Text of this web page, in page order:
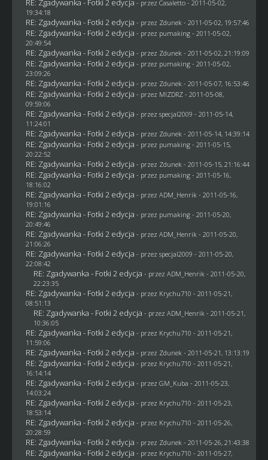
RE: Zgadywanka - Fotki 2 edycja - przez Casaletto- 2011-05-02,
19:34:18
RE: Zgadywanka - Fotki 2 edycja - przez Zdunek - 2011-05-02, 19:57:46
RE: Zgadywanka - Fotki 2 edycja - przez pumaking- 2011-05-02,
20:49:54
RE: Zgadywanka - Fotki 2 edycja - przez Zdunek - 2011-05-02, 21:19:09
RE: Zgadywanka - Fotki 2 edycja - przez pumaking- 2011-05-02,
23:09:26
RE: Zgadywanka - Fotki 2 edycja - przez Zdunek - 2011-05-07, 16:53:46
RE: Zgadywanka - Fotki 2 edycja - przez MIZDRZ- 2011-05-08,
09:59:06
RE: Zgadywanka - Fotki 2 edycja - przez specjal2009 - 2011-05-14,
11:24:01
RE: Zgadywanka - Fotki 2 edycja - przez Zdunek - 2011-05-14, 14:39:14
RE: Zgadywanka - Fotki 2 edycja - przez pumaking- 2011-05-15,
20:22:52
RE: Zgadywanka - Fotki 2 edycja - przez Zdunek - 2011-05-15, 21:16:44
RE: Zgadywanka - Fotki 2 edycja - przez pumaking- 2011-05-16,
18:16:02
RE: Zgadywanka - Fotki 2 edycja - przez ADM_Henrik - 2011-05-16,
19:01:16
RE: Zgadywanka - Fotki 2 edycja - przez pumaking- 2011-05-20,
20:49:46
RE: Zgadywanka - Fotki 2 edycja - przez ADM_Henrik - 2011-05-20,
21:06:26
RE: Zgadywanka - Fotki 2 edycja - przez specjal2009 - 2011-05-20,
22:08:42
RE: Zgadywanka - Fotki 2 edycja - przez ADM_Henrik - 2011-05-20,
22:23:35
RE: Zgadywanka - Fotki 2 edycja - przez Krychu710 - 2011-05-21,
08:51:13
RE: Zgadywanka - Fotki 2 edycja - przez ADM_Henrik - 2011-05-21,
10:36:05
RE: Zgadywanka - Fotki 2 edycja - przez Krychu710 - 2011-05-21,
11:59:06
RE: Zgadywanka - Fotki 2 edycja - przez Zdunek - 2011-05-21, 13:13:19
RE: Zgadywanka - Fotki 2 edycja - przez Krychu710 - 2011-05-21,
16:14:14
RE: Zgadywanka - Fotki 2 edycja - przez GM_Kuba - 2011-05-23,
14:03:24
RE: Zgadywanka - Fotki 2 edycja - przez Krychu710 - 2011-05-23,
18:53:14
RE: Zgadywanka - Fotki 2 edycja - przez Krychu710 - 2011-05-26,
20:28:59
RE: Zgadywanka - Fotki 2 edycja - przez Zdunek - 2011-05-26, 21:43:38
RE: Zgadywanka - Fotki 2 edycja - przez Krychu710 - 2011-05-27,